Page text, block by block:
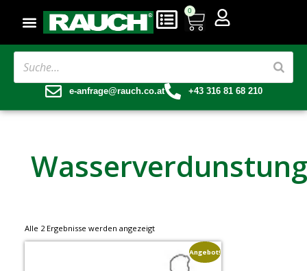
0
e-anfrage@rauch.co.at +43 316 81 68 210
Wasserverdunstung
Alle 2 Ergebnisse werden angezeigt
Angebot!